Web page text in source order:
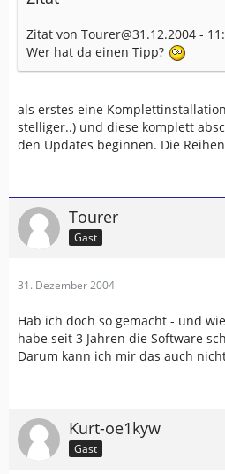
Zitat von Tourer@31.12.2004 -
Wer hat da einen Tipp?
als erstes eine
stelliger..) und diese komplett
den Updates beginnen. Die
Tourer
Gast
31. Dezember 2004
Hab ich doch so gemacht - und
habe seit 3 Jahren die Software
Darum kann ich mir das auch
Kurt-oe1kyw
Gast